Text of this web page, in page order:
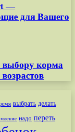
—
для Вашего
выбору корма
выбрать делать
надо переть